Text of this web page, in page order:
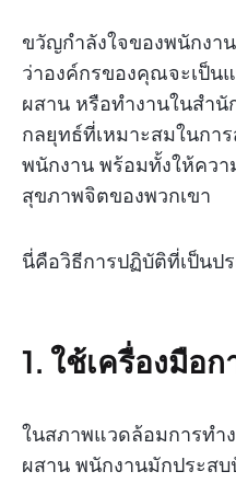
ขวัญกำลังใจของพนักงา
ว่าองค์กรของคุณจะเป็น
ผสาน หรือทำงานในสำ
กลยุทธ์ที่เหมาะสมในกา
พนักงาน พร้อมทั้งให้คว
สุขภาพจิตของพวกเขา
นี่คือวิธีการปฏิบัติที่เป็นป
1. ใช้เครื่องมือ
ในสภาพแวดล้อมการทำ
ผสาน พนักงานมักประส